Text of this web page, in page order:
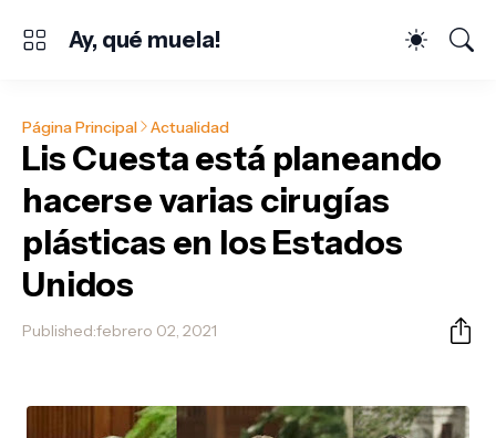
Ay, qué muela!
Página Principal Actualidad
Lis Cuesta está planeando
hacerse varias cirugías
plásticas en los Estados
Unidos
Published:febrero 02, 2021